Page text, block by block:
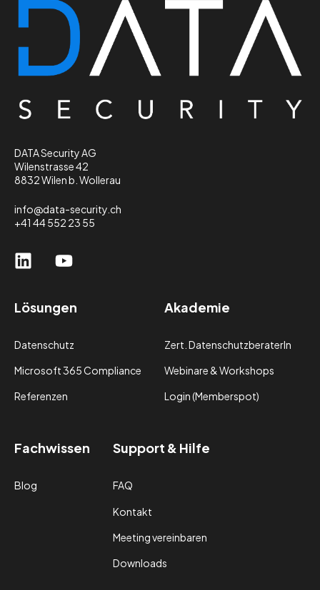
DATA Security AG
Wilenstrasse 42
8832 Wilen b. Wollerau
info@data-security.ch
+41 44 552 23 55
Lösungen
Datenschutz
Microsoft 365 Compliance
Referenzen
Akademie
Zert. DatenschutzberaterIn
Webinare & Workshops
Login (Memberspot)
Fachwissen
Blog
Support & Hilfe
FAQ
Kontakt
Meeting vereinbaren
Downloads